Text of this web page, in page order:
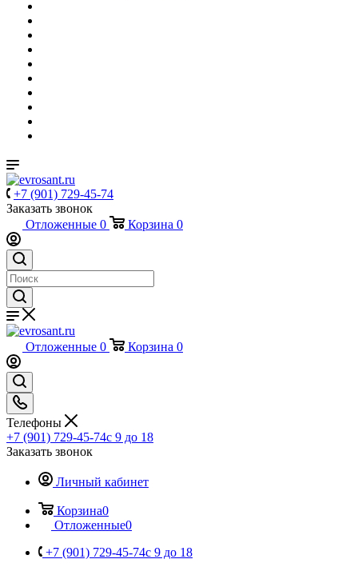
+7 (901) 729-45-74
Заказать звонок
Отложенные 0 Корзина 0
Отложенные 0 Корзина 0
Телефоны
+7 (901) 729-45-74c 9 до 18
Заказать звонок
Личный кабинет
Корзина0
Отложенные0
+7 (901) 729-45-74c 9 до 18